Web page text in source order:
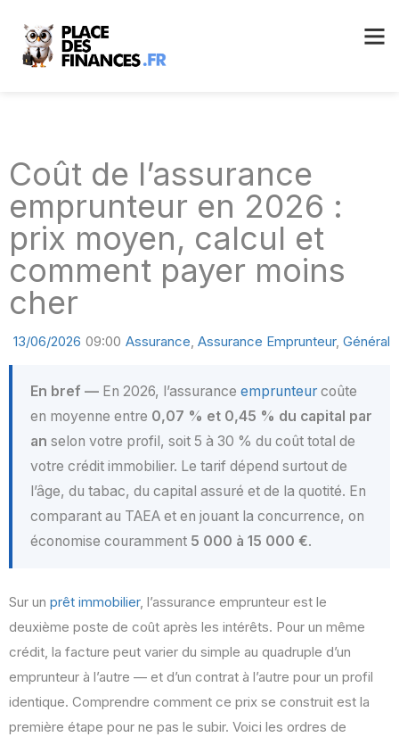
Coût de l’assurance
emprunteur en 2026 :
prix moyen, calcul et
comment payer moins
cher
13/06/2026 09:00 Assurance, Assurance Emprunteur, Général
En bref — En 2026, l’assurance emprunteur coûte
en moyenne entre 0,07 % et 0,45 % du capital par
an selon votre profil, soit 5 à 30 % du coût total de
votre crédit immobilier. Le tarif dépend surtout de
l’âge, du tabac, du capital assuré et de la quotité. En
comparant au TAEA et en jouant la concurrence, on
économise couramment 5 000 à 15 000 €.
Sur un prêt immobilier, l’assurance emprunteur est le
deuxième poste de coût après les intérêts. Pour un même
crédit, la facture peut varier du simple au quadruple d’un
emprunteur à l’autre — et d’un contrat à l’autre pour un profil
identique. Comprendre comment ce prix se construit est la
première étape pour ne pas le subir. Voici les ordres de